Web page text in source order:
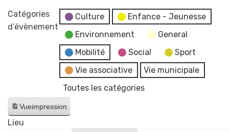
Catégories
d’évènement
Culture
Enfance - Jeunesse
Environnement
General
Mobilité
Social
Sport
Vie associative
Vie municipale
Toutes les catégories
Vueimpression
Lieu